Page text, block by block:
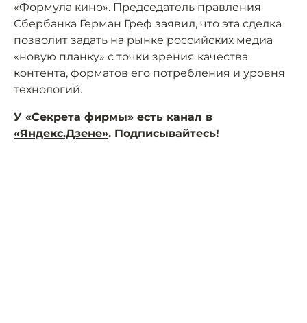
«Формула кино». Председатель правления
Сбербанка Герман Греф заявил, что эта сделка
позволит задать на рынке российских медиа
«новую планку» с точки зрения качества
контента, форматов его потребления и уровня
технологий.
У «Секрета фирмы» есть канал в
«Яндекс.Дзене». Подписывайтесь!